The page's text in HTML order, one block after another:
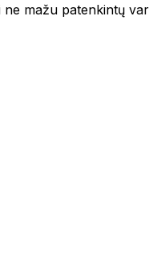
mažu patenkintų